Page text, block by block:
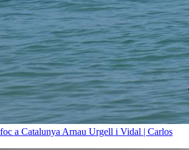
a Catalunya Arnau Urgell i Vidal | Carlos